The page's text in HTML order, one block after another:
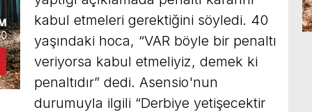
kabul etmeleri gerektiğini söyledi. 40
yaşındaki hoca, “VAR böyle bir penaltı
veriyorsa kabul etmeliyiz, demek ki
penaltıdır” dedi. Asensio'nun
durumuyla ilgili “Derbiye yetişecektir